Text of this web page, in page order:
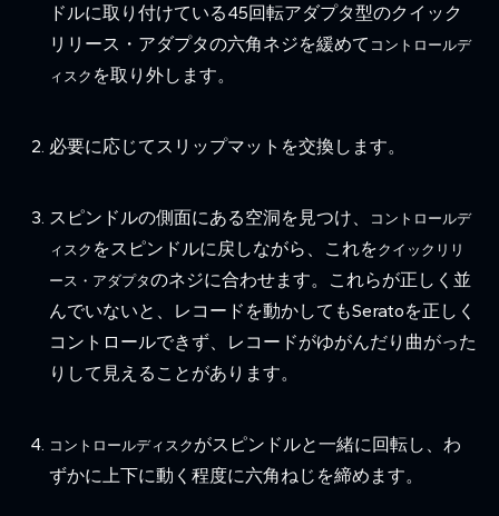
ドルに取り付けている45回転アダプタ型のクイック
リリース・アダプタの六角ネジを緩めて コントロールデ
ィスク を取り外します。
必要に応じてスリップマットを交換します。
スピンドルの側面にある空洞を見つけ、
コントロールデ
ィスク をスピンドルに戻しながら、これをクイックリリ
ース・アダプタのネジに合わせます。これらが正しく並
んでいないと、レコードを動かしてもSeratoを正しく
コントロールできず、レコードがゆがんだり曲がった
りして見えることがあります。
コントロールディスク がスピンドルと一緒に回転し、わ
ずかに上下に動く程度に六角ねじを締めます。